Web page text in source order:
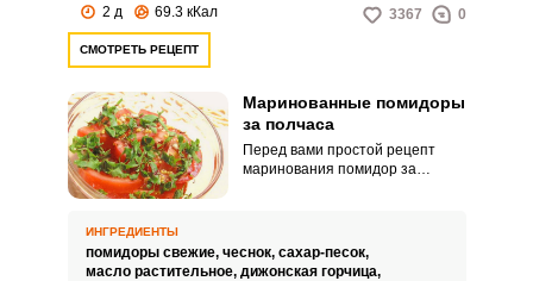
2 д 69.3 кКал 3367 0
СМОТРЕТЬ РЕЦЕПТ
Маринованные помидоры
за полчаса
Перед вами простой рецепт
маринования помидор за
ароматом.
ИНГРЕДИЕНТЫ
помидоры свежие, чеснок, сахар-песок,
масло растительное, дижонская горчица,